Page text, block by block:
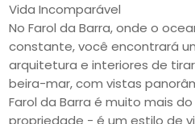
Vida Incomparável
No Farol da Barra, onde o
constante, você encontrará
arquitetura e interiores de
beira-mar, com vistas
Farol da Barra é muito mais
propriedade - é um estilo de